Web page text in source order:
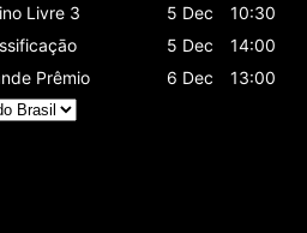
Livre 3 5 Dec
10:30
5 Dec
14:00
Prêmio 6 Dec
13:00